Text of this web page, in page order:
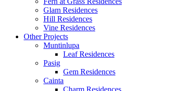
Glam Residences
Hill Residences
Vine Residences
Other Projects
Muntinlupa
Leaf Residences
Pasig
Gem Residences
Cainta
Charm Residences